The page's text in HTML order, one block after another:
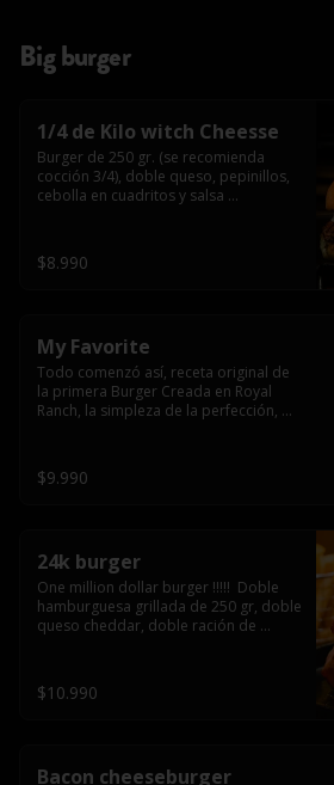
Big burger
1/4 de Kilo witch Cheesse
Burger de 250 gr. (se recomienda
cocción 3/4), doble queso, pepinillos,
cebolla en cuadritos y salsa
$8.990
My Favorite
Todo comenzó así, receta original de
la primera Burger Creada en Royal
Ranch, la simpleza de la perfección,
queso cheddar
$9.990
24k burger
One million dollar burger !!!!!  Doble
hamburguesa grillada de 250 gr, doble
queso cheddar, doble ración de
gold glitter
$10.990
Bacon cheeseburger